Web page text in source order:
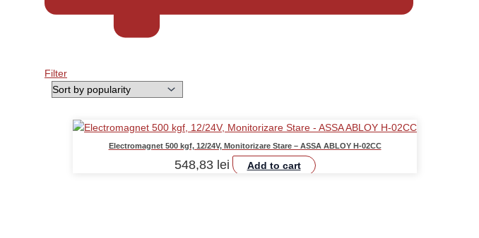
Filter
Electromagnet 500 kgf, 12/24V, Monitorizare Stare – ASSA ABLOY H-02CC
548,83 lei Add to cart